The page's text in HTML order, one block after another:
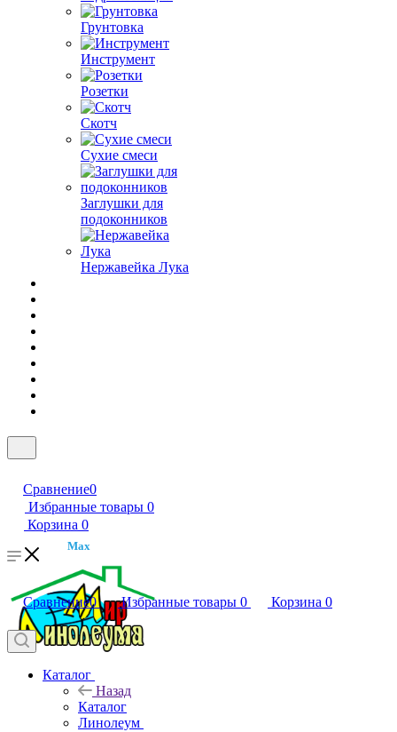
Грунтовка
Инструмент
Розетки
Скотч
Сухие смеси
Заглушки для
подоконников
Нержавейка Лука
Сравнение0
Избранные товары 0
Корзина 0
Max
Сравнение0 Избранные товары 0 Корзина 0
Каталог
Назад
Каталог
Линолеум